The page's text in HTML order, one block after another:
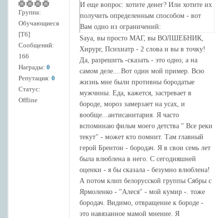
Группа:
Обучающиеся
[Т6]
Сообщений:
166
Награды: 0
Репутация: 0
Статус:
Offline
И еще вопрос: хотите денег? Или хотите их
получить определенным способом - вот
Вам одно из ограничений:
Saya, вы просто МАГ, вы ВОЛШЕБНИК,
Хирург, Психиатр - 2 слова и вы в точку!
Да, разрешить -сказать - это одно, а на
самом деле....Вот один мой пример. Всю
жизнь мне были противны бородатые
мужчины. Еда, кажется, застревает в
бороде, мороз замерзает на усах, и
вообще...антисанитария. Я часто
вспоминаю фильм моего детства " Все реки
текут" - может кто помнит. Там главный
герой Брентон - бородач. Я в свои семь лет
была влюблена в него. С сегодняшней
оценки - я бы сказала - безумно влюблена!
А потом клип белорусской группы Сябры с
Ярмоленко - "Алеся" - мой кумир -. тоже
бородач. Видимо, отвращение к бороде -
это навязанное мамой мнение. Я